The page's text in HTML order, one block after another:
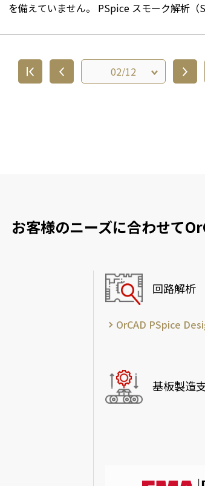
を備えていません。 PSpice スモーク解析（
お客様のニーズに合わせて
回路解析
OrCAD PSpice
基板製造